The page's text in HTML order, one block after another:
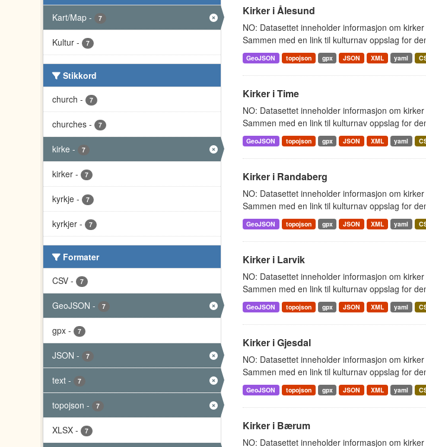
Kart/Map - 7
Kultur - 7
Stikkord
church - 7
churches - 7
kirke - 7
kirker - 7
kyrkje - 7
kyrkjer - 7
Formater
CSV - 7
GeoJSON - 7
gpx - 7
JSON - 7
text - 7
topojson - 7
XLSX - 7
Kirker i Ålesund
NO: Datasettet inneholder informasjon om
Sammen med en link til kulturnav oppslag for
GeoJSON topojson gpx JSON XML yaml
Kirker i Time
NO: Datasettet inneholder informasjon om
Sammen med en link til kulturnav oppslag for
GeoJSON topojson gpx JSON XML yaml
Kirker i Randaberg
NO: Datasettet inneholder informasjon om
Sammen med en link til kulturnav oppslag for
GeoJSON topojson gpx JSON XML yaml
Kirker i Larvik
NO: Datasettet inneholder informasjon om
Sammen med en link til kulturnav oppslag for
GeoJSON topojson gpx JSON XML yaml
Kirker i Gjesdal
NO: Datasettet inneholder informasjon om
Sammen med en link til kulturnav oppslag for
GeoJSON topojson gpx JSON XML yaml
Kirker i Bærum
NO: Datasettet inneholder informasjon om